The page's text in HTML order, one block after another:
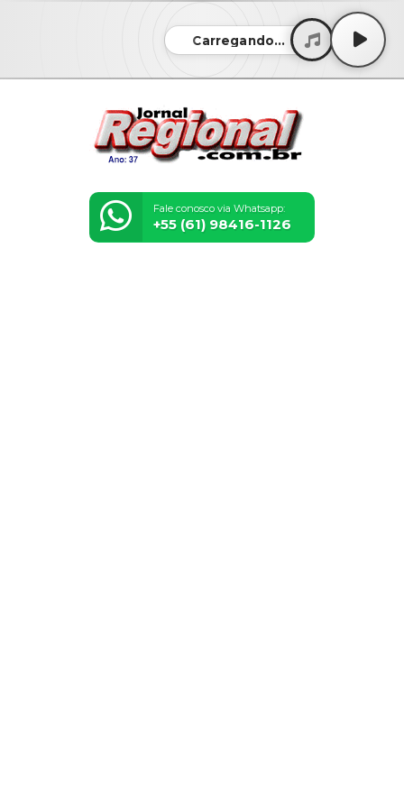
Carregando...
Fale conosco via Whatsapp:
+55 (61) 98416-1126